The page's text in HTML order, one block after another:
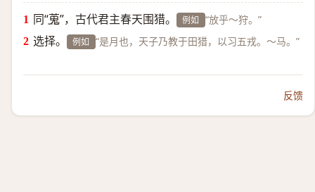
同“蒐”，古代君主春天围猎。 例如 “放乎～狩。”
选择。 例如 “是月也，天子乃教于田猎，以习五戎。～马。”
反馈